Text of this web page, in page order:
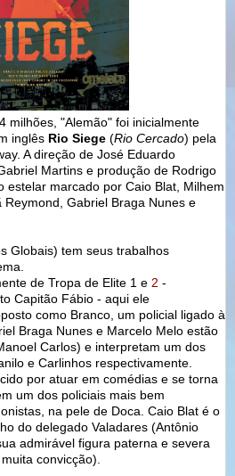
milhões, "Alemão" foi inicialmente
inglês Rio Siege (Rio Cercado) pela
A direção de José Eduardo
Martins e produção de Rodrigo
estelar marcado por Caio Blat, Milhem
Gabriel Braga Nunes e
Globais) tem seus trabalhos
de Tropa de Elite 1 e 2 -
Capitão Fábio - aqui ele
como Branco, um policial ligado à
Braga Nunes e Marcelo Melo estão
Carlos) e interpretam um dos
e Carlinhos respectivamente.
por atuar em comédias e se torna
um dos policiais mais bem
na pele de Doca. Caio Blat é o
do delegado Valadares (Antônio
admirável figura paterna e severa
convicção).